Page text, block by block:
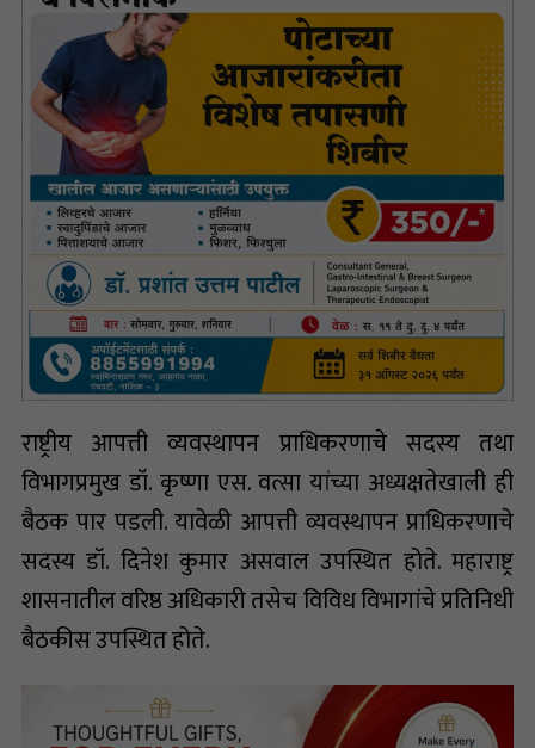
राष्ट्रीय आपत्ती व्यवस्थापन प्राधिकरणाचे सदस्य तथा
विभागप्रमुख डॉ. कृष्णा एस. वत्सा यांच्या अध्यक्षतेखाली ही
बैठक पार पडली. यावेळी आपत्ती व्यवस्थापन प्राधिकरणाचे
सदस्य डॉ. दिनेश कुमार असवाल उपस्थित होते. महाराष्ट्र
शासनातील वरिष्ठ अधिकारी तसेच विविध विभागांचे प्रतिनिधी
बैठकीस उपस्थित होते.